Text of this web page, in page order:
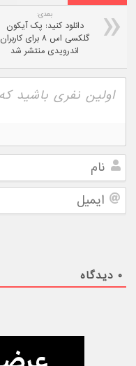
بعدی:
دانلود کنید: پک آیکون
گلکسی اس ۸ برای کاربران
اندرویدی منتشر شد
۰ دیدگاه